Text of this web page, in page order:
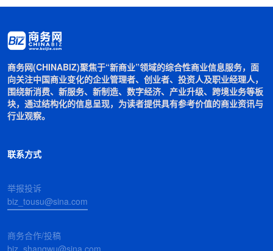
商务网(CHINABIZ)聚焦于“新商业”领域的综合性商业信息服务，面
向关注中国商业变化的企业管理者、创业者、投资人及职业经理人，
围绕新消费、新服务、新制造、数字经济、产业升级、跨境业务等板
块，通过结构化的信息呈现，为读者提供具有参考价值的商业资讯与
行业观察。
联系方式
举报投诉
biz_tousu@sina.com
商务合作/投稿